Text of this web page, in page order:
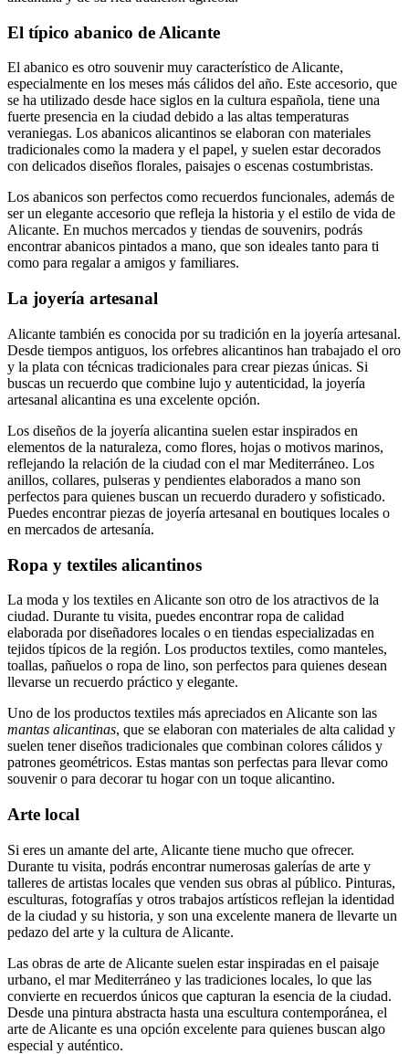
El típico abanico de Alicante
El abanico es otro souvenir muy característico de Alicante,
especialmente en los meses más cálidos del año. Este accesorio, que
se ha utilizado desde hace siglos en la cultura española, tiene una
fuerte presencia en la ciudad debido a las altas temperaturas
veraniegas. Los abanicos alicantinos se elaboran con materiales
tradicionales como la madera y el papel, y suelen estar decorados
con delicados diseños florales, paisajes o escenas costumbristas.
Los abanicos son perfectos como recuerdos funcionales, además de
ser un elegante accesorio que refleja la historia y el estilo de vida de
Alicante. En muchos mercados y tiendas de souvenirs, podrás
encontrar abanicos pintados a mano, que son ideales tanto para ti
como para regalar a amigos y familiares.
La joyería artesanal
Alicante también es conocida por su tradición en la joyería artesanal.
Desde tiempos antiguos, los orfebres alicantinos han trabajado el oro
y la plata con técnicas tradicionales para crear piezas únicas. Si
buscas un recuerdo que combine lujo y autenticidad, la joyería
artesanal alicantina es una excelente opción.
Los diseños de la joyería alicantina suelen estar inspirados en
elementos de la naturaleza, como flores, hojas o motivos marinos,
reflejando la relación de la ciudad con el mar Mediterráneo. Los
anillos, collares, pulseras y pendientes elaborados a mano son
perfectos para quienes buscan un recuerdo duradero y sofisticado.
Puedes encontrar piezas de joyería artesanal en boutiques locales o
en mercados de artesanía.
Ropa y textiles alicantinos
La moda y los textiles en Alicante son otro de los atractivos de la
ciudad. Durante tu visita, puedes encontrar ropa de calidad
elaborada por diseñadores locales o en tiendas especializadas en
tejidos típicos de la región. Los productos textiles, como manteles,
toallas, pañuelos o ropa de lino, son perfectos para quienes desean
llevarse un recuerdo práctico y elegante.
Uno de los productos textiles más apreciados en Alicante son las
mantas alicantinas, que se elaboran con materiales de alta calidad y
suelen tener diseños tradicionales que combinan colores cálidos y
patrones geométricos. Estas mantas son perfectas para llevar como
souvenir o para decorar tu hogar con un toque alicantino.
Arte local
Si eres un amante del arte, Alicante tiene mucho que ofrecer.
Durante tu visita, podrás encontrar numerosas galerías de arte y
talleres de artistas locales que venden sus obras al público. Pinturas,
esculturas, fotografías y otros trabajos artísticos reflejan la identidad
de la ciudad y su historia, y son una excelente manera de llevarte un
pedazo del arte y la cultura de Alicante.
Las obras de arte de Alicante suelen estar inspiradas en el paisaje
urbano, el mar Mediterráneo y las tradiciones locales, lo que las
convierte en recuerdos únicos que capturan la esencia de la ciudad.
Desde una pintura abstracta hasta una escultura contemporánea, el
arte de Alicante es una opción excelente para quienes buscan algo
especial y auténtico.